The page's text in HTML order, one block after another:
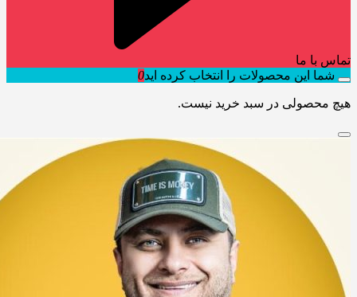
تماس با ما
شما این محصولات را انتخاب کرده اید0
هیچ محصولی در سبد خرید نیست.